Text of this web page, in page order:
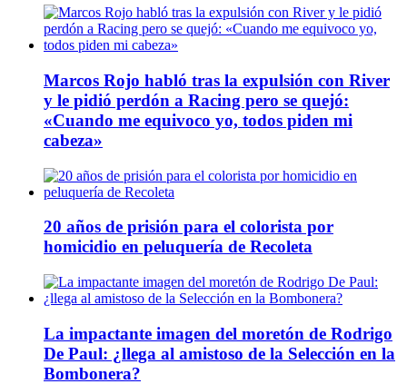
Marcos Rojo habló tras la expulsión con River
y le pidió perdón a Racing pero se quejó:
«Cuando me equivoco yo, todos piden mi
cabeza»
20 años de prisión para el colorista por
homicidio en peluquería de Recoleta
La impactante imagen del moretón de Rodrigo
De Paul: ¿llega al amistoso de la Selección en la
Bombonera?